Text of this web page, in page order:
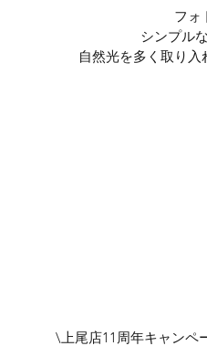
フォ
シンプル
自然光を多く取り
\上尾店11周年キャンペ